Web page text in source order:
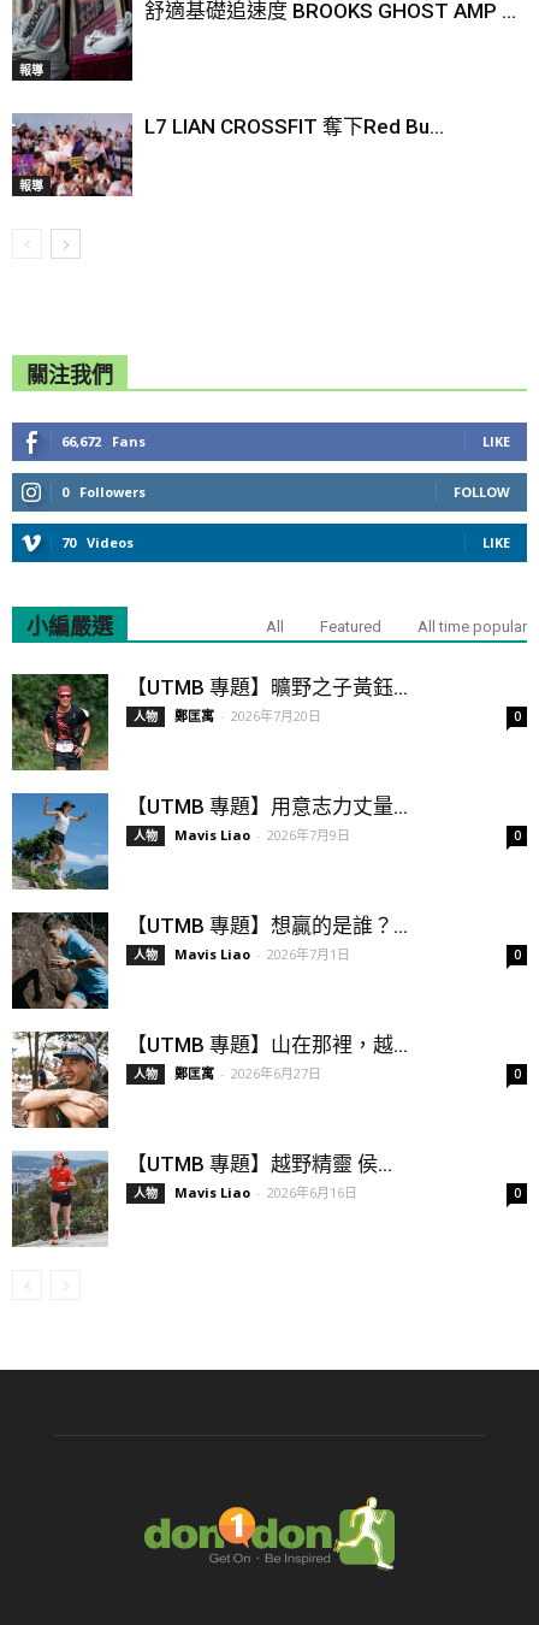
報導
舒適基礎追速度 BROOKS GHOST AMP ...
報導
L7 LIAN CROSSFIT 奪下Red Bu...
關注我們
66,672 Fans LIKE
0 Followers FOLLOW
70 Videos LIKE
小編嚴選 All Featured All time popular
【UTMB 專題】曠野之子黃鈺...
人物 鄭匡寓 - 2026年7月20日 0
【UTMB 專題】用意志力丈量...
人物 Mavis Liao - 2026年7月9日 0
【UTMB 專題】想贏的是誰？...
人物 Mavis Liao - 2026年7月1日 0
【UTMB 專題】山在那裡，越...
人物 鄭匡寓 - 2026年6月27日 0
【UTMB 專題】越野精靈 侯...
人物 Mavis Liao - 2026年6月16日 0